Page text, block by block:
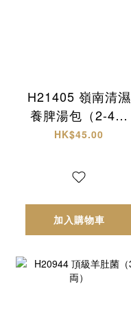
H21405 嶺南清濕
養脾湯包（2-4人
份）
HK$45.00
加入購物車